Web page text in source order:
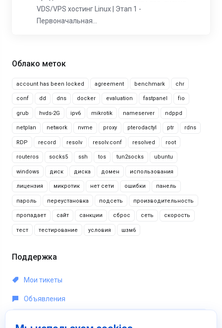
Облако меток
account has been locked agreement benchmark chr
conf dd dns docker evaluation fastpanel fio
grub hvds-2G ipv6 mikrotik nameserver ndppd
netplan network nvme proxy pterodactyl ptr rdns
RDP record resolv resolv.conf resolved root
routeros socks5 ssh tos tun2socks ubuntu
windows диск диска домен использования
лицензия микротик нет сети ошибки панель
пароль переустановка подсеть производительность
пропадает сайт санкции сброс сеть скорость
тест тестирование условия шзм6
Поддержка
Мои тикеты
Объявления
VDS/VPS хостинг Linux | Этап 1 -
Первоначальная...